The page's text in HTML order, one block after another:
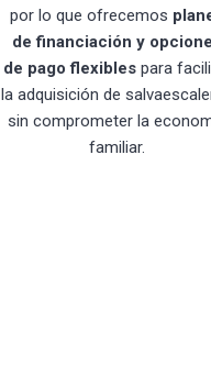
por lo que ofrecemos
de financiación y
de pago flexiblespara
la adquisición de
sin comprometer la
familiar.